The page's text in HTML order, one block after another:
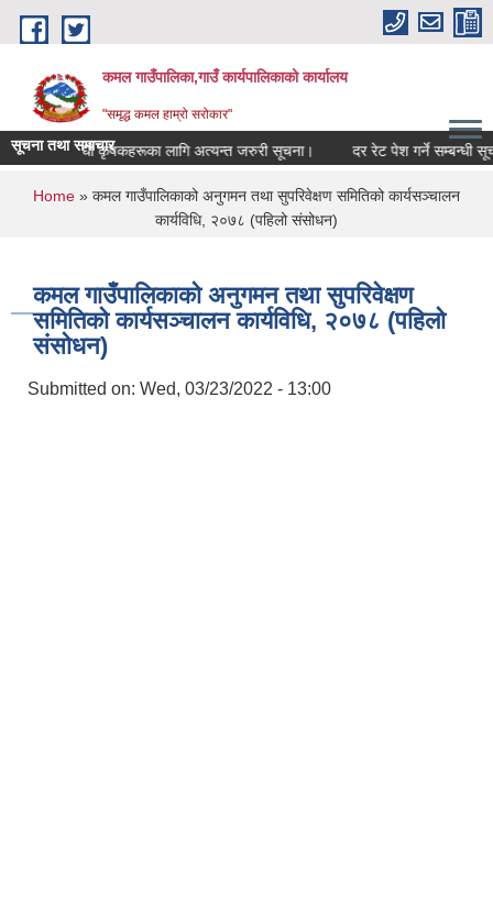
Skip to main content
कमल गाउँपालिका,गाउँ कार्यपालिकाको कार्यालय
"समृद्ध कमल हाम्रो सरोकार"
सूचना तथा समाचार
गर्ने सम्बन्धी कृषकहरूका लागि अत्यन्त जरुरी सूचना। दर रेट पेश गर्ने सम्बन्धी
You are here
Home » कमल गाउँपालिकाको अनुगमन तथा सुपरिवेक्षण समितिको कार्यसञ्चालन
कार्यविधि, २०७८ (पहिलो संसोधन)
कमल गाउँपालिकाको अनुगमन तथा सुपरिवेक्षण
समितिको कार्यसञ्चालन कार्यविधि, २०७८ (पहिलो
संसोधन)
Submitted on: Wed, 03/23/2022 - 13:00